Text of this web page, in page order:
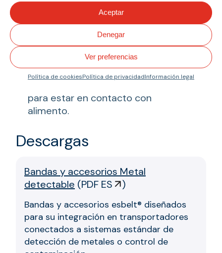
Aceptar
Denegar
Ver preferencias
Política de cookiesPolítica de privacidadInformación legal
Runer® TPU Premium
metal detectable
Borde de contención Runer® sin
base, azul y metal detectable,
atóxico, antihidrólisis, FDA-EU, apto
para estar en contacto con
alimento.
Descargas
Bandas y accesorios Metal
detectable (PDF ES )
Bandas y accesorios esbelt® diseñados
para su integración en transportadores
conectados a sistemas estándar de
detección de metales o control de